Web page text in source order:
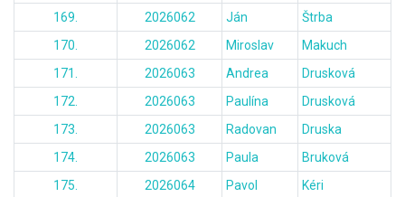
169.
2026062 Ján
Štrba
170.
2026062 Miroslav
Makuch
171.
2026063 Andrea
Drusková
172.
2026063 Paulína
Drusková
173.
2026063 Radovan
Druska
174.
2026063 Paula
Bruková
175.
2026064 Pavol
Kéri